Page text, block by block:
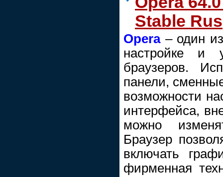
Stable Rus
Opera– один
настройке и
браузеров.
панели,
возможности
интерфейса,
можно
Браузер
включать
фирменная